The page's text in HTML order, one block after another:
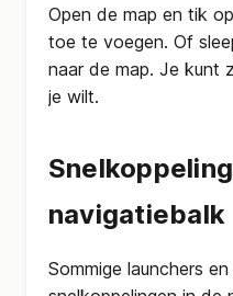
Open de map en tik
toe te voegen. Of
naar de map. Je kunt
je wilt.
navigatiebalk
Sommige launchers